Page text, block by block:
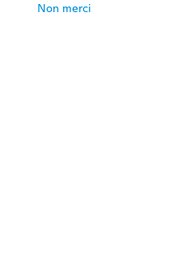
Non merci